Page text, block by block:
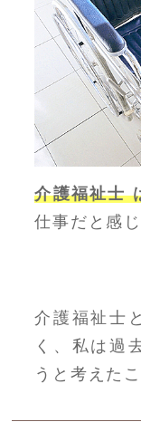
介護福祉士
仕事だと感じ
介護福祉士
く、私は過
うと考えた